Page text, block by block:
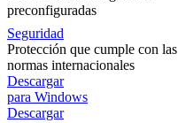
preconfiguradas
Seguridad
Protección que cumple con las
normas internacionales
Descargar
para Windows
Descargar